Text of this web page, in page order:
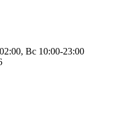
Вс 10:00-23:00